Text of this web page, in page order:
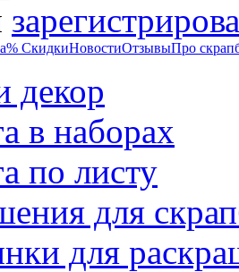
% СкидкиНовостиОтзывыПро
декор
в наборах
по листу
для
для